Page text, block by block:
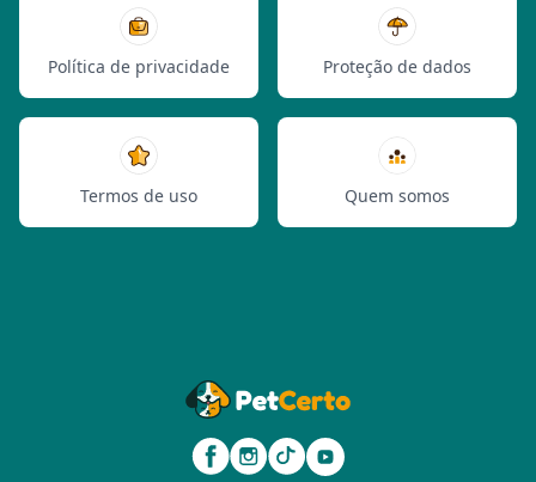
Política de privacidade Proteção de dados
Termos de uso Quem somos